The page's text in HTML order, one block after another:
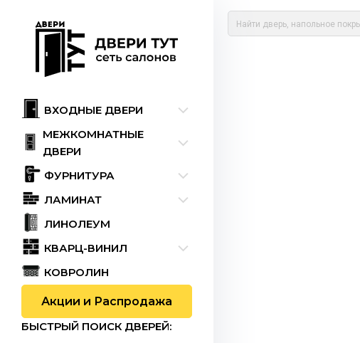
ВХОДНЫЕ ДВЕРИ
МЕЖКОМНАТНЫЕ
ДВЕРИ
ФУРНИТУРА
ЛАМИНАТ
ЛИНОЛЕУМ
КВАРЦ-ВИНИЛ
КОВРОЛИН
Акции и Распродажа
БЫСТРЫЙ ПОИСК ДВЕРЕЙ: